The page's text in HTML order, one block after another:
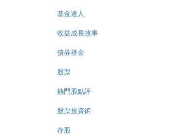
基金達人
收益成長故事
債券基金
股票
熱門股點評
股票投資術
存股